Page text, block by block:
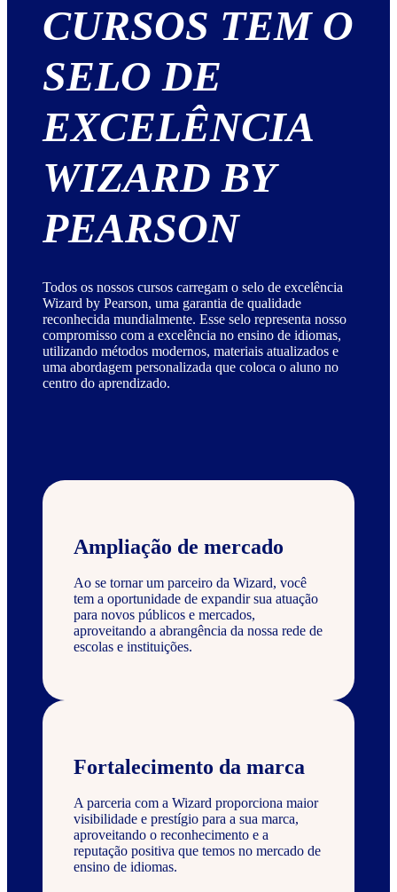
CURSOS TEM O
SELO DE
EXCELÊNCIA
WIZARD BY
PEARSON
Todos os nossos cursos carregam o selo de excelência
Wizard by Pearson, uma garantia de qualidade
reconhecida mundialmente. Esse selo representa nosso
compromisso com a excelência no ensino de idiomas,
utilizando métodos modernos, materiais atualizados e
uma abordagem personalizada que coloca o aluno no
centro do aprendizado.
Ampliação de mercado
Ao se tornar um parceiro da Wizard, você
tem a oportunidade de expandir sua atuação
para novos públicos e mercados,
aproveitando a abrangência da nossa rede de
escolas e instituições.
Fortalecimento da marca
A parceria com a Wizard proporciona maior
visibilidade e prestígio para a sua marca,
aproveitando o reconhecimento e a
reputação positiva que temos no mercado de
ensino de idiomas.